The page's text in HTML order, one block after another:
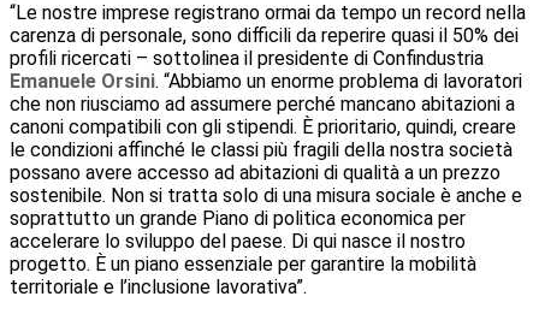
“Le nostre imprese registrano ormai da tempo un record nella
carenza di personale, sono difficili da reperire quasi il 50% dei
profili ricercati – sottolinea il presidente di Confindustria
Emanuele Orsini. “Abbiamo un enorme problema di lavoratori
che non riusciamo ad assumere perché mancano abitazioni a
canoni compatibili con gli stipendi. È prioritario, quindi, creare
le condizioni affinché le classi più fragili della nostra società
possano avere accesso ad abitazioni di qualità a un prezzo
sostenibile. Non si tratta solo di una misura sociale è anche e
soprattutto un grande Piano di politica economica per
accelerare lo sviluppo del paese. Di qui nasce il nostro
progetto. È un piano essenziale per garantire la mobilità
territoriale e l’inclusione lavorativa”.